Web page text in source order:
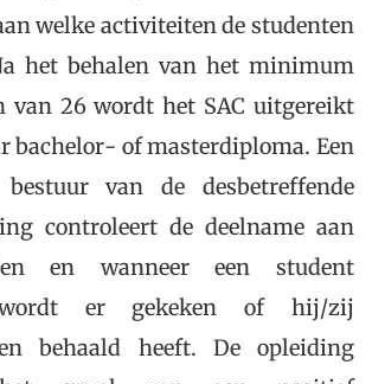
welke activiteiten de studenten
het behalen van het minimum
van 26 wordt het SAC uitgereikt
bachelor- of masterdiploma. Een
van de desbetreffende
controleert de deelname aan
en wanneer een student
wordt er gekeken of hij/zij
behaald heeft. De opleiding